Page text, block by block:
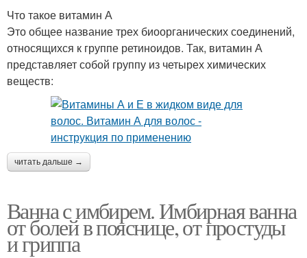
Что такое витамин А
Это общее название трех биоорганических соединений,
относящихся к группе ретиноидов. Так, витамин А
представляет собой группу из четырех химических
веществ:
читать дальше →
Ванна с имбирем. Имбирная ванна
от болей в пояснице, от простуды
и гриппа